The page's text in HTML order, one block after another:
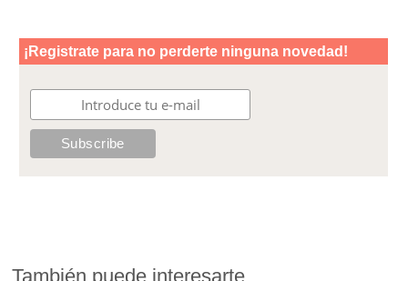
También puede interesarte